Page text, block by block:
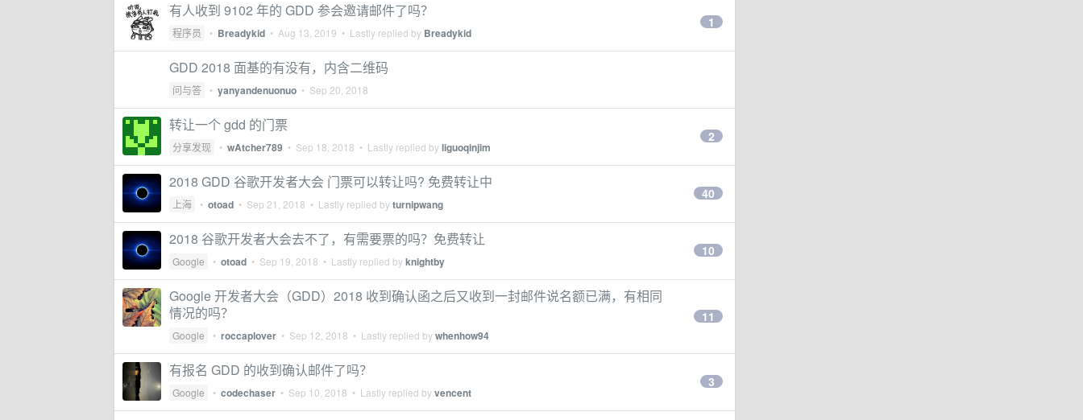
有人收到 9102 年的 GDD 参会邀请邮件了吗？
程序员 • Breadykid • Aug 13, 2019 • Lastly replied by Breadykid
1
GDD 2018 面基的有没有，内含二维码
问与答 • yanyandenuonuo • Sep 20, 2018
转让一个 gdd 的门票
分享发现 • wAtcher789 • Sep 18, 2018 • Lastly replied byliguoqinjim
2
2018 GDD 谷歌开发者大会 门票可以转让吗? 免费转让中
上海 • otoad • Sep 21, 2018 • Lastly replied byturnipwang
40
2018 谷歌开发者大会去不了，有需要票的吗？免费转让
Google • otoad • Sep 19, 2018 • Lastly replied byknightby
10
Google 开发者大会（GDD）2018 收到确认函之后又收到一封邮件说名额已满，有相同
情况的吗？
Google • roccaplover • Sep 12, 2018 • Lastly replied bywhenhow94
11
有报名 GDD 的收到确认邮件了吗？
Google • codechaser • Sep 10, 2018 • Lastly replied byvencent
3